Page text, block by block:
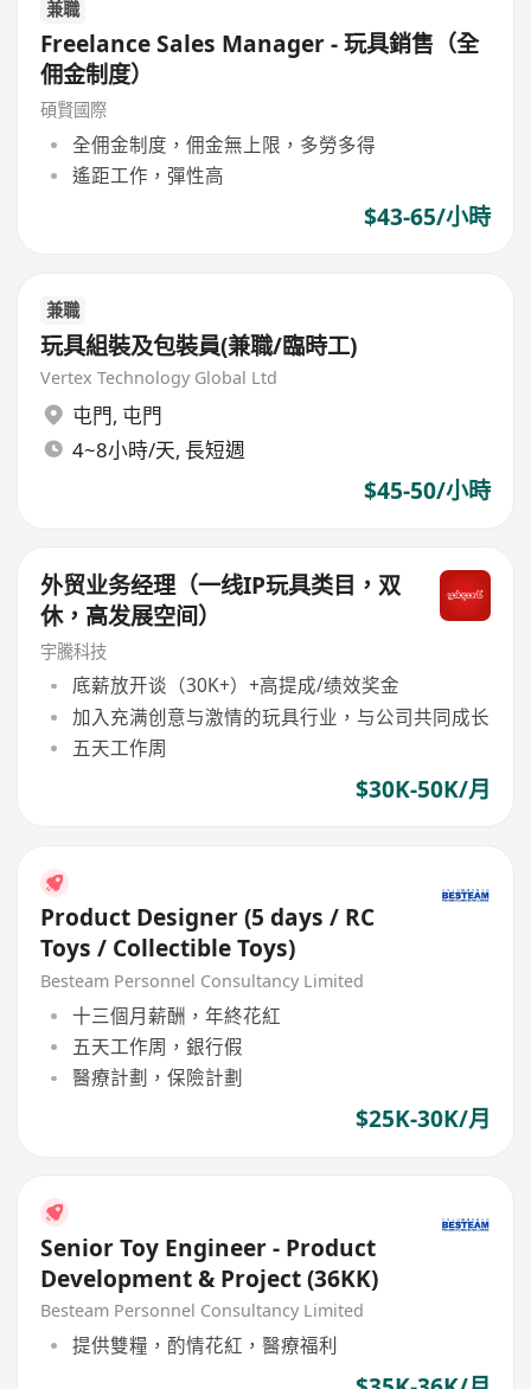
兼職
Freelance Sales Manager - 玩具銷售（全
佣金制度）
碩賢國際
全佣金制度，佣金無上限，多勞多得
遙距工作，彈性高
$43-65/小時
兼職
玩具組裝及包裝員(兼職/臨時工)
Vertex Technology Global Ltd
屯門, 屯門
4~8小時/天, 長短週
$45-50/小時
外贸业务经理（一线IP玩具类目，双
休，高发展空间）
宇騰科技
底薪放开谈（30K+）+高提成/绩效奖金
加入充满创意与激情的玩具行业，与公司共同成长
五天工作周
$30K-50K/月
Product Designer (5 days / RC
Toys / Collectible Toys)
Besteam Personnel Consultancy Limited
十三個月薪酬，年終花紅
五天工作周，銀行假
醫療計劃，保險計劃
$25K-30K/月
Senior Toy Engineer - Product
Development & Project (36KK)
Besteam Personnel Consultancy Limited
提供雙糧，酌情花紅，醫療福利